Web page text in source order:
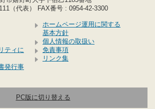
（代表） FAX番号 : 0954-42-3300
ホームページ運用に関する
基本方針
個人情報の取扱い
ティに
免責事項
リンク集
発行事
PC版に切り替える